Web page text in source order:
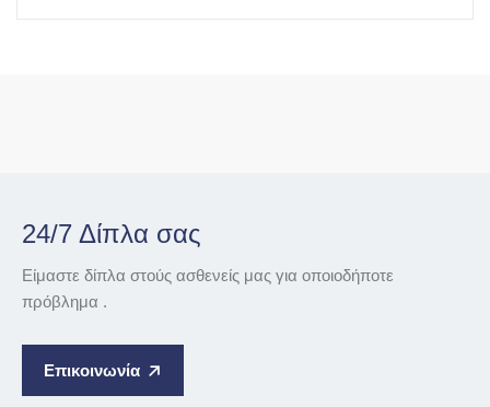
24/7 Δίπλα σας
Είμαστε δίπλα στούς ασθενείς μας για οποιοδήποτε
πρόβλημα .
Επικοινωνία